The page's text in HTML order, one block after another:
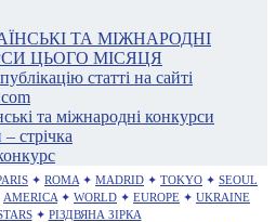
ТА МІЖНАРОДНІ
ЦЬОГО МІСЯЦЯ
статті на сайті
та міжнародні конкурси
стрічка
✦ ROMA ✦ MADRID ✦ TOKYO ✦ SEOUL
AMERICA ✦ WORLD ✦ EUROPE ✦ UKRAINE
✦ РІЗДВЯНА ЗІРКА